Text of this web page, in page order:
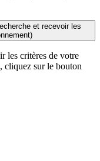
et recevoir les
les critères de votre
cliquez sur le bouton